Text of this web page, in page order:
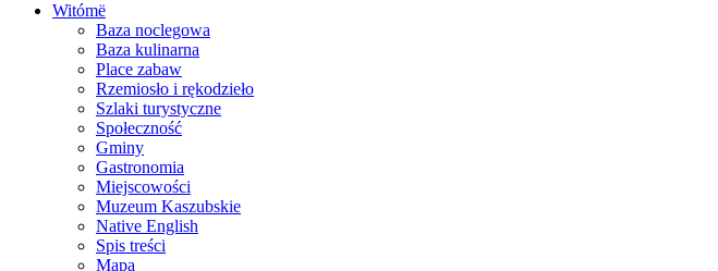
Witómë
Baza noclegowa
Baza kulinarna
Place zabaw
Rzemiosło i rękodzieło
Szlaki turystyczne
Społeczność
Gminy
Gastronomia
Miejscowości
Muzeum Kaszubskie
Native English
Spis treści
Mapa